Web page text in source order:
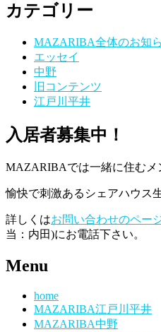
カテゴリー
MAZARIBA全体のお知
エッセイ
中野
旧コンテンツ
江戸川平井
入居者募集中！
MAZARIBAでは一緒に住むメ
愉快で刺激あるシェアハウス
詳しくはお問い合わせのペー
当：内田)にお電話下さい。
Menu
home
MAZARIBA江戸川平井
MAZARIBA中野